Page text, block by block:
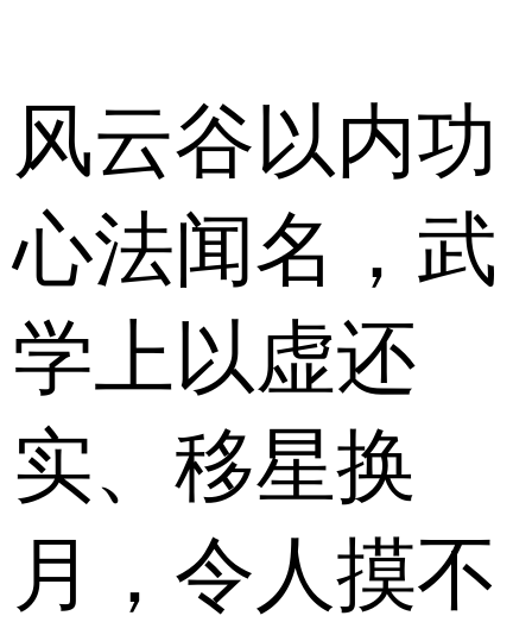
风云谷以内功
心法闻名，武
学上以虚还
实、移星换
月，令人摸不